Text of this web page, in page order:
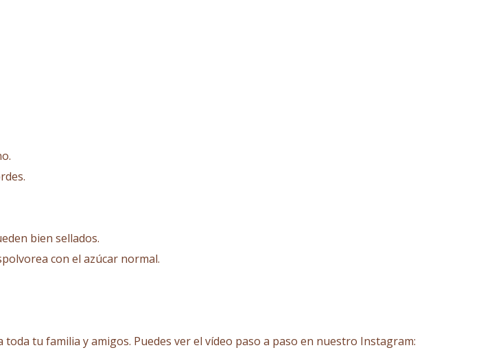
bien sellados.
con el azúcar normal.
tu familia y amigos. Puedes ver el vídeo paso a paso en nuestro Instagram: